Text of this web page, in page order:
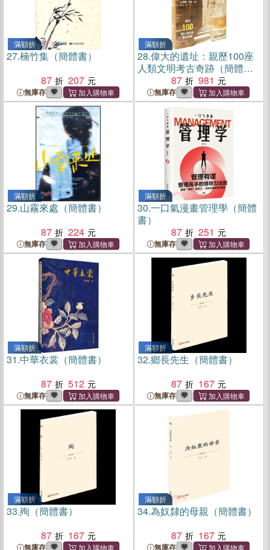
滿額折
27.楠竹集（簡體書）
87
207
無庫存
滿額折
28.偉大的遺址：親歷100座
人類文明考古奇跡（簡體
87 981
無庫存
滿額折
29.山霧來處（簡體書）
87
224
無庫存
滿額折
30.一口氣漫畫管理學（簡體
書）
87
251
無庫存
滿額折
31.中華衣裳（簡體書）
87
512
無庫存
滿額折
32.鄉長先生（簡體書）
87
167
無庫存
滿額折
33.殉（簡體書）
87
167
無庫存
滿額折
34.為奴隸的母親（簡體書）
87
167
無庫存